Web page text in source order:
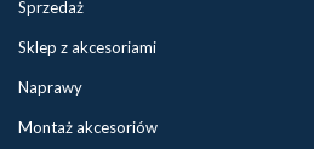
Sprzedaż
Sklep z akcesoriami
Naprawy
Montaż akcesoriów